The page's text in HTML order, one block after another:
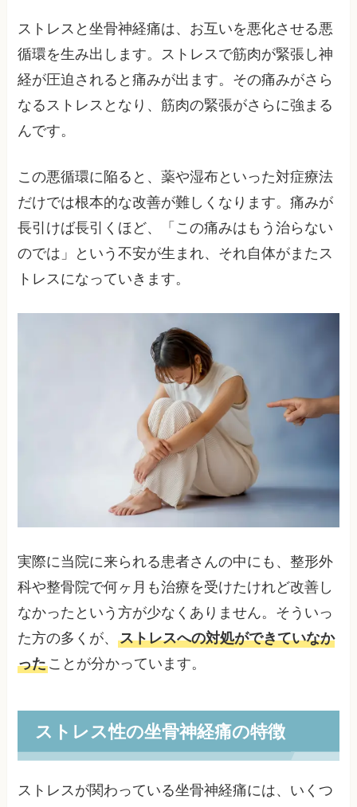
ストレスと坐骨神経痛は、お互いを悪化させる悪
循環を生み出します。ストレスで筋肉が緊張し神
経が圧迫されると痛みが出ます。その痛みがさら
なるストレスとなり、筋肉の緊張がさらに強まる
んです。
この悪循環に陥ると、薬や湿布といった対症療法
だけでは根本的な改善が難しくなります。痛みが
長引けば長引くほど、「この痛みはもう治らない
のでは」という不安が生まれ、それ自体がまたス
トレスになっていきます。
実際に当院に来られる患者さんの中にも、整形外
科や整骨院で何ヶ月も治療を受けたけれど改善し
なかったという方が少なくありません。そういっ
た方の多くが、ストレスへの対処ができていなか
ったことが分かっています。
ストレス性の坐骨神経痛の特徴
ストレスが関わっている坐骨神経痛には、いくつ